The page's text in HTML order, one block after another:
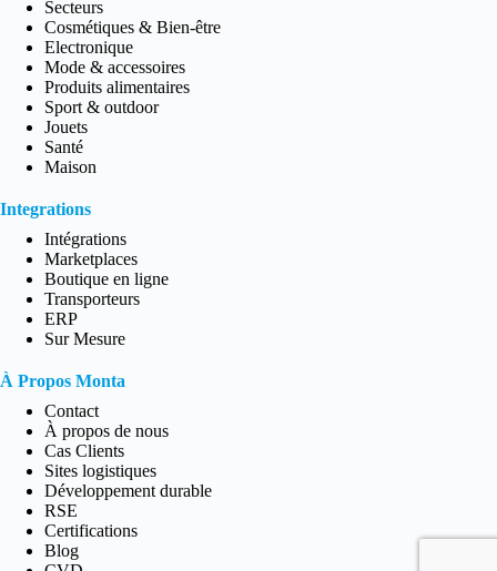
Secteurs
Cosmétiques & Bien-être
Electronique
Mode & accessoires
Produits alimentaires
Sport & outdoor
Jouets
Santé
Maison
Integrations
Intégrations
Marketplaces
Boutique en ligne
Transporteurs
ERP
Sur Mesure
À Propos Monta
Contact
À propos de nous
Cas Clients
Sites logistiques
Développement durable
RSE
Certifications
Blog